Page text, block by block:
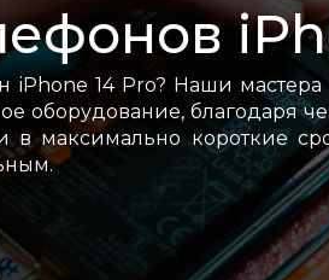
14 Pro? Наши мастера
оборудование, благодаря
в максимально короткие